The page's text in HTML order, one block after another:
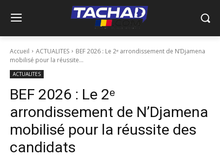
Accueil ACTUALITES
BEF 2026 : Le 2ᵉ arrondissement de N’Djamena
mobilisé pour la réussite...
ACTUALITES
BEF 2026 : Le 2ᵉ
arrondissement de N’Djamena
mobilisé pour la réussite des
candidats